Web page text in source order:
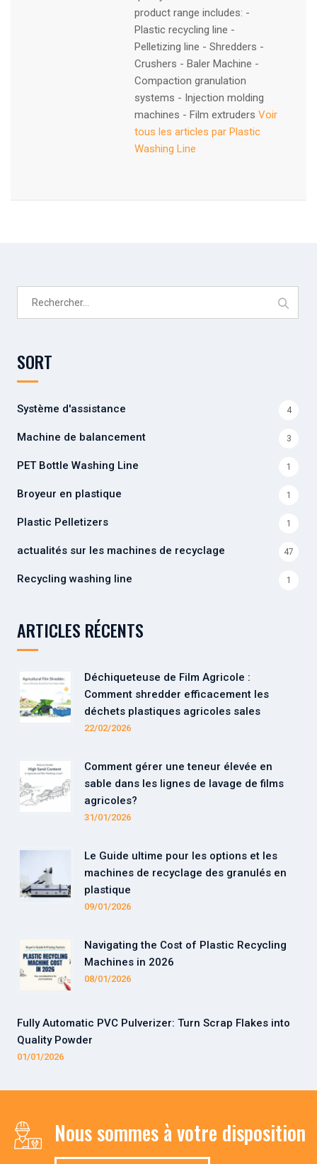
product range includes: -
Plastic recycling line -
Pelletizing line - Shredders -
Crushers - Baler Machine -
Compaction granulation
systems - Injection molding
machines - Film extruders Voir
tous les articles par Plastic
Washing Line
SORT
Système d'assistance 4
Machine de balancement 3
PET Bottle Washing Line 1
Broyeur en plastique 1
Plastic Pelletizers 1
actualités sur les machines de recyclage 47
Recycling washing line 1
ARTICLES RÉCENTS
Déchiqueteuse de Film Agricole :
Comment shredder efficacement les
déchets plastiques agricoles sales
22/02/2026
Comment gérer une teneur élevée en
sable dans les lignes de lavage de films
agricoles?
31/01/2026
Le Guide ultime pour les options et les
machines de recyclage des granulés en
plastique
09/01/2026
Navigating the Cost of Plastic Recycling
Machines in 2026
08/01/2026
Fully Automatic PVC Pulverizer: Turn Scrap Flakes into
Quality Powder
01/01/2026
Nous sommes à votre disposition